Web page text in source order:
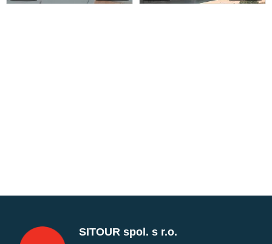
SITOUR spol. s r.o.